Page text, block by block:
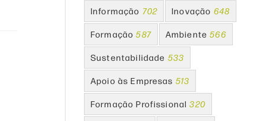
Informação 702 Inovação 648
Formação 587 Ambiente 566
Sustentabilidade 533
Apoio às Empresas 513
Formação Profissional 320